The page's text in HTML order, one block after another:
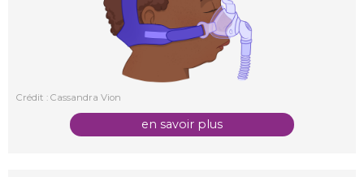
Crédit : Cassandra Vion
en savoir plus